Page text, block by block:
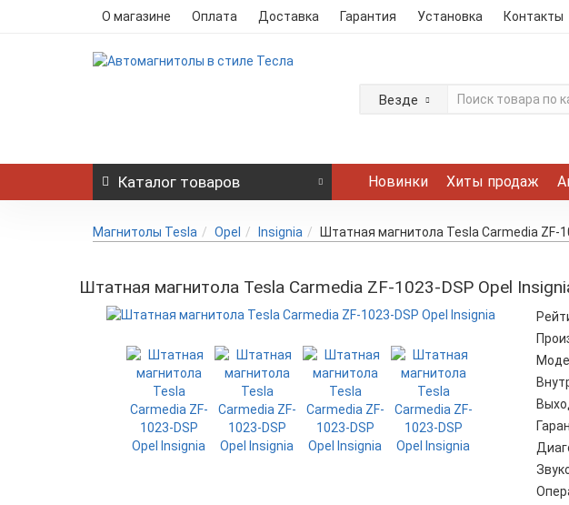
О магазине Оплата Доставка Гарантия Установка Контакты
Везде
Каталог товаров Новинки Хиты продаж
Магнитолы Tesla Opel Insignia Штатная магнитола Tesla Carmedia ZF-
Штатная магнитола Tesla Carmedia ZF-1023-DSP Opel